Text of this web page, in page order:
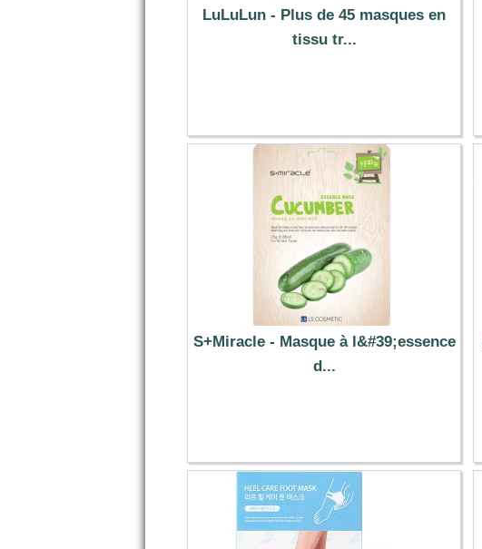
LuLuLun - Plus de 45 masques en
tissu tr...
S+Miracle - Masque à l&#39;essence
d...